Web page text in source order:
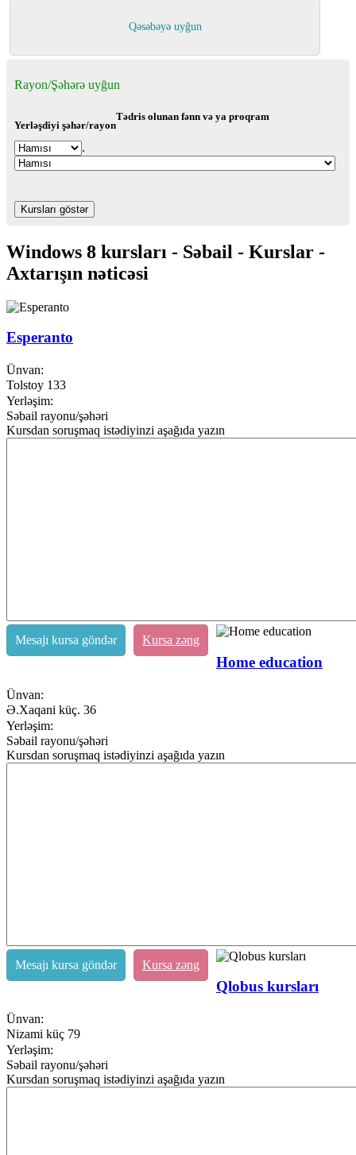
Qəsəbəyə uyğun
Rayon/Şəhərə uyğun
Yerləşdiyi şəhər/rayon
.
Tədris olunan fənn və ya proqram
Windows 8 kursları - Səbail - Kurslar -
Axtarışın nəticəsi
Esperanto
Ünvan:
Tolstoy 133
Yerləşim:
Səbail rayonu/şəhəri
Kursdan soruşmaq istədiyinzi aşağıda yazın
Mesajı kursa göndər Kursa zəng
Home education
Ünvan:
Ə.Xaqani küç. 36
Yerləşim:
Səbail rayonu/şəhəri
Kursdan soruşmaq istədiyinzi aşağıda yazın
Mesajı kursa göndər Kursa zəng
Qlobus kursları
Ünvan:
Nizami küç 79
Yerləşim:
Səbail rayonu/şəhəri
Kursdan soruşmaq istədiyinzi aşağıda yazın